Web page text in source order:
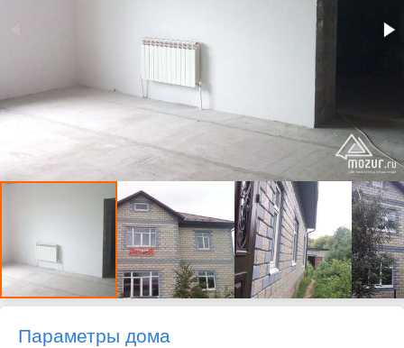
Параметры дома